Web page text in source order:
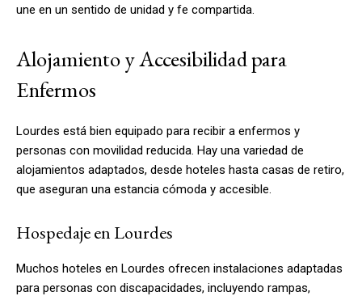
une en un sentido de unidad y fe compartida.
Alojamiento y Accesibilidad para
Enfermos
Lourdes está bien equipado para recibir a enfermos y
personas con movilidad reducida. Hay una variedad de
alojamientos adaptados, desde hoteles hasta casas de retiro,
que aseguran una estancia cómoda y accesible.
Hospedaje en Lourdes
Muchos hoteles en Lourdes ofrecen instalaciones adaptadas
para personas con discapacidades, incluyendo rampas,